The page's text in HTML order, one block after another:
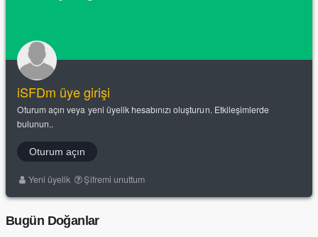
iSFDm üye girişi
Oturum açın veya yeni üyelik hesabınızı oluşturun. Etkileşimlerde
bulunun..
Oturum açın
Yeni üyelik Şifremi unuttum
Bugün Doğanlar